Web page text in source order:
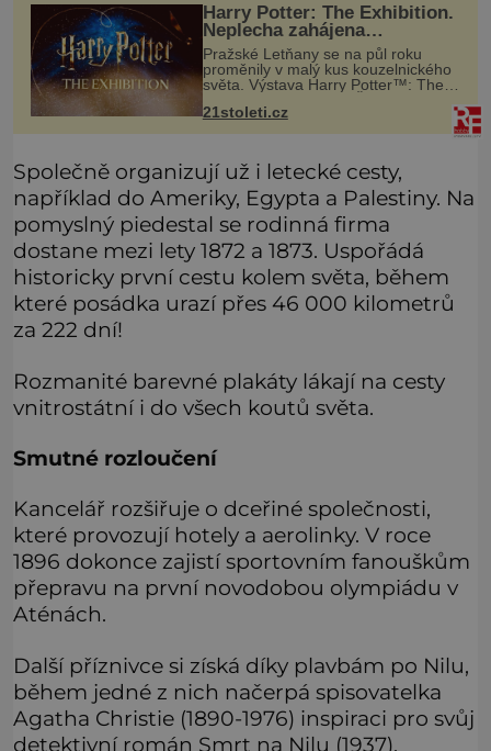
Harry Potter: The Exhibition.
Neplecha zahájena…
Pražské Letňany se na půl roku
proměnily v malý kus kouzelnického
světa. Výstava Harry Potter™: The
originální filmové kostýmy a rekvizity,
Bradavice, Hagridovu chýši i uč
21stoleti.cz
Společně organizují už i letecké cesty,
například do Ameriky, Egypta a Palestiny. Na
pomyslný piedestal se rodinná firma
dostane mezi lety 1872 a 1873. Uspořádá
historicky první cestu kolem světa, během
které posádka urazí přes 46 000 kilometrů
za 222 dní!
Rozmanité barevné plakáty lákají na cesty
vnitrostátní i do všech koutů světa.
Smutné rozloučení
Kancelář rozšiřuje o dceřiné společnosti,
které provozují hotely a aerolinky. V roce
1896 dokonce zajistí sportovním fanouškům
přepravu na první novodobou olympiádu v
Aténách.
Další příznivce si získá díky plavbám po Nilu,
během jedné z nich načerpá spisovatelka
Agatha Christie (1890-1976) inspiraci pro svůj
detektivní román Smrt na Nilu (1937).